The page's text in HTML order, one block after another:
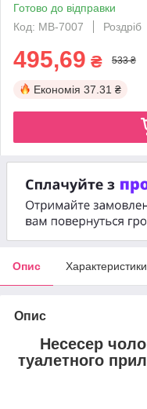
Готово до відправки
Код: MB-7007
Роздріб
495,69 ₴ 533 ₴
Економія 37.31 ₴
Опис Характеристики
Опис
Несесер
туалетного